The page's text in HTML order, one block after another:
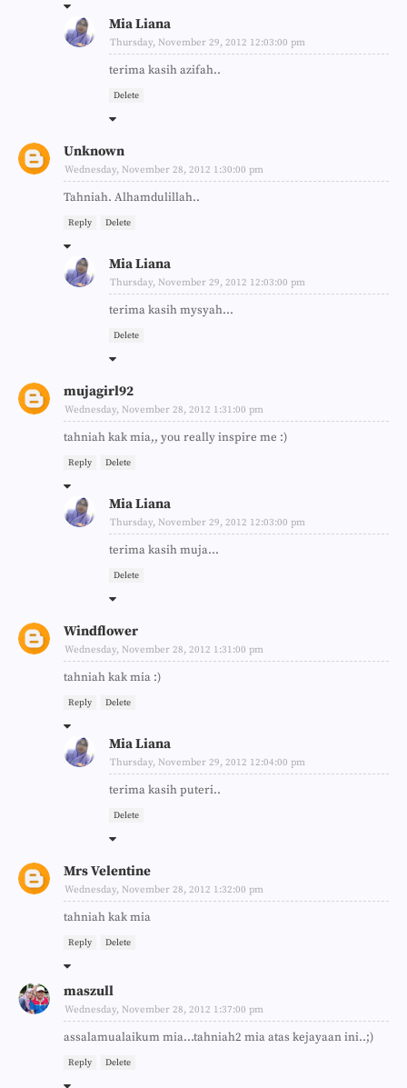
Mia Liana
Thursday, November 29, 2012 12:03:00 pm
terima kasih azifah..
Delete
Unknown
Wednesday, November 28, 2012 1:30:00 pm
Tahniah. Alhamdulillah..
Reply Delete
Mia Liana
Thursday, November 29, 2012 12:03:00 pm
terima kasih mysyah...
Delete
mujagirl92
Wednesday, November 28, 2012 1:31:00 pm
tahniah kak mia,, you really inspire me :)
Reply Delete
Mia Liana
Thursday, November 29, 2012 12:03:00 pm
terima kasih muja...
Delete
Windflower
Wednesday, November 28, 2012 1:31:00 pm
tahniah kak mia :)
Reply Delete
Mia Liana
Thursday, November 29, 2012 12:04:00 pm
terima kasih puteri..
Delete
Mrs Velentine
Wednesday, November 28, 2012 1:32:00 pm
tahniah kak mia
Reply Delete
maszull
Wednesday, November 28, 2012 1:37:00 pm
assalamualaikum mia...tahniah2 mia atas kejayaan ini..;)
Reply Delete